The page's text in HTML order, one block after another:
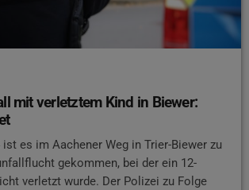
mit verletztem Kind in Biewer:
es im Aachener Weg in Trier-Biewer zu
gekommen, bei der ein 12-
verletzt wurde. Der Polizei zu Folge